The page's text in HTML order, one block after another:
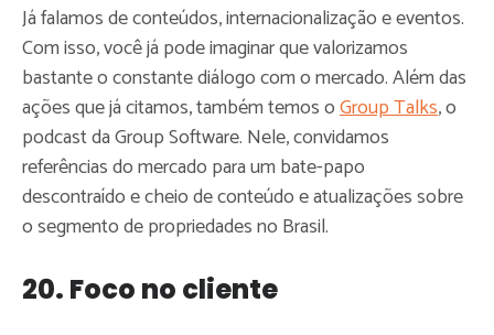
Já falamos de conteúdos, internacionalização e eventos.
Com isso, você já pode imaginar que valorizamos
bastante o constante diálogo com o mercado. Além das
ações que já citamos, também temos oGroup Talks, o
podcast da Group Software. Nele, convidamos
referências do mercado para um bate-papo
descontraído e cheio de conteúdo e atualizações sobre
o segmento de propriedades no Brasil.
20. Foco no cliente